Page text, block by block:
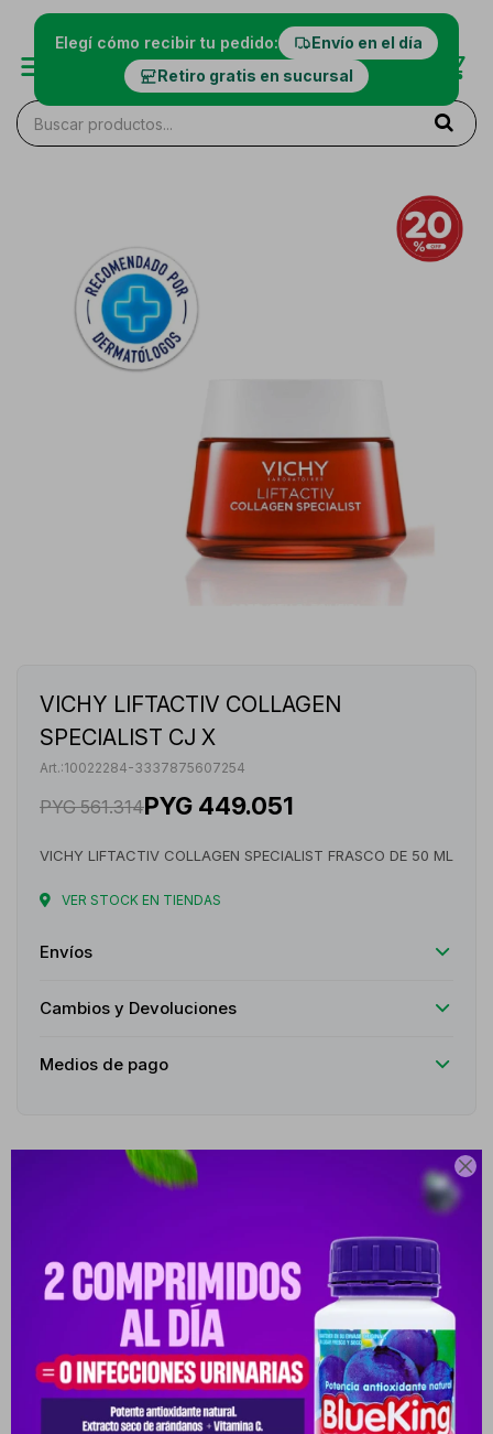

Elegí cómo recibir tu pedido:
Envío en el día
Retiro gratis en sucursal
VICHY LIFTACTIV COLLAGEN
SPECIALIST CJ X
10022284-3337875607254
PYG 561.314PYG 449.051
VICHY LIFTACTIV COLLAGEN SPECIALIST FRASCO DE 50 ML
VER STOCK EN TIENDAS
Envíos
Cambios y Devoluciones
Medios de pago
Descripción
Crema facial antiedad correctora con acción sobre colágeno.
Vichy Liftactiv Collagen Specialist CJ X es una crema facial
antiedad avanzada inspirada en tratamientos dermatológicos que
estimula la producción natural de colágeno para combatir los
signos visibles del envejecimiento. Su acción corrige arrugas,
pérdida de firmeza y falta de luminosidad, ofreciendo una piel